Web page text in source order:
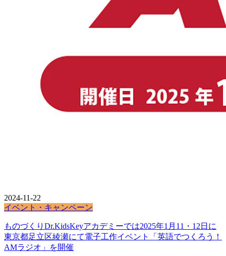
2024-11-22
イベント・キャンペーン
ものづくりDr.KidsKeyアカデミーでは2025年1月11・12日に
東京都足立区綾瀬にて電子工作イベント「英語でつくろう！
AMラジオ」を開催